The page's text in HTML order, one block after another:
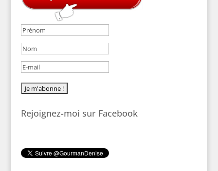
Rejoignez-moi sur Facebook